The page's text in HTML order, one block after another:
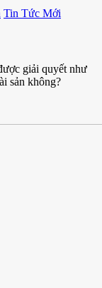
Tin Tức Mới
giải quyết như
sản không?